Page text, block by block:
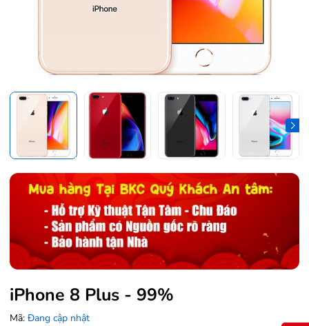
iPhone 8 Plus - 99%
Mã: Đang cập nhật